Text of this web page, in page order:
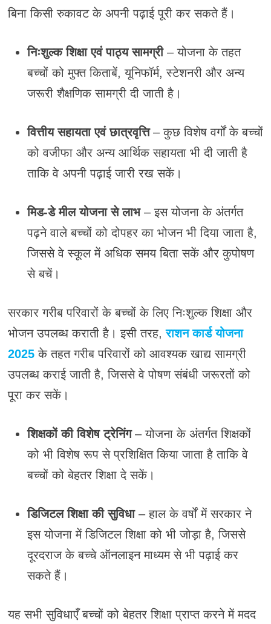
बिना किसी रुकावट के अपनी पढ़ाई पूरी कर सकते हैं।
निःशुल्क शिक्षा एवं पाठ्य सामग्री– योजना के तहत
बच्चों को मुफ्त किताबें, यूनिफॉर्म, स्टेशनरी और अन्य
जरूरी शैक्षणिक सामग्री दी जाती है।
वित्तीय सहायता एवं छात्रवृत्ति– कुछ विशेष वर्गों के बच्चों
को वजीफा और अन्य आर्थिक सहायता भी दी जाती है
ताकि वे अपनी पढ़ाई जारी रख सकें।
मिड-डे मील योजना से लाभ– इस योजना के अंतर्गत
पढ़ने वाले बच्चों को दोपहर का भोजन भी दिया जाता है,
जिससे वे स्कूल में अधिक समय बिता सकें और कुपोषण
से बचें।
सरकार गरीब परिवारों के बच्चों के लिए निःशुल्क शिक्षा और
भोजन उपलब्ध कराती है। इसी तरह,राशन कार्ड योजना
2025के तहत गरीब परिवारों को आवश्यक खाद्य सामग्री
उपलब्ध कराई जाती है, जिससे वे पोषण संबंधी जरूरतों को
पूरा कर सकें।
शिक्षकों की विशेष ट्रेनिंग– योजना के अंतर्गत शिक्षकों
को भी विशेष रूप से प्रशिक्षित किया जाता है ताकि वे
बच्चों को बेहतर शिक्षा दे सकें।
डिजिटल शिक्षा की सुविधा– हाल के वर्षों में सरकार ने
इस योजना में डिजिटल शिक्षा को भी जोड़ा है, जिससे
दूरदराज के बच्चे ऑनलाइन माध्यम से भी पढ़ाई कर
सकते हैं।
यह सभी सुविधाएँ बच्चों को बेहतर शिक्षा प्राप्त करने में मदद